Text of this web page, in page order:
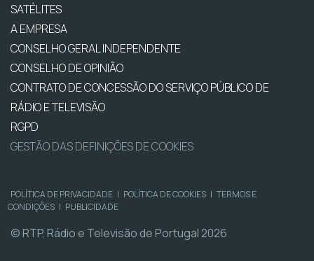
SATÉLITES
A EMPRESA
CONSELHO GERAL INDEPENDENTE
CONSELHO DE OPINIÃO
CONTRATO DE CONCESSÃO DO SERVIÇO PÚBLICO DE
RÁDIO E TELEVISÃO
RGPD
GESTÃO DAS DEFINIÇÕES DE COOKIES
POLÍTICA DE PRIVACIDADE | POLÍTICA DE COOKIES | TERMOS E
CONDIÇÕES | PUBLICIDADE
© RTP, Rádio e Televisão de Portugal 2026